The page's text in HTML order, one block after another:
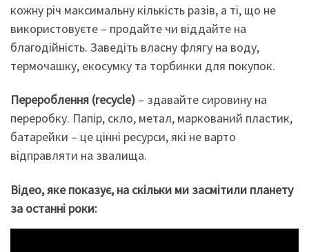
кожну річ максимальну кількість разів, а ті, що не
використовуєте – продайте чи віддайте на
благодійність. Заведіть власну флягу на воду,
термочашку, екосумку та торбинки для покупок.
Перероблення (recycle) – здавайте сировину на
переробку. Папір, скло, метал, маркований пластик,
батарейки – це цінні ресурси, які не варто
відправляти на звалища.
Відео, яке показує, на скільки ми засмітили планету
за останні роки: